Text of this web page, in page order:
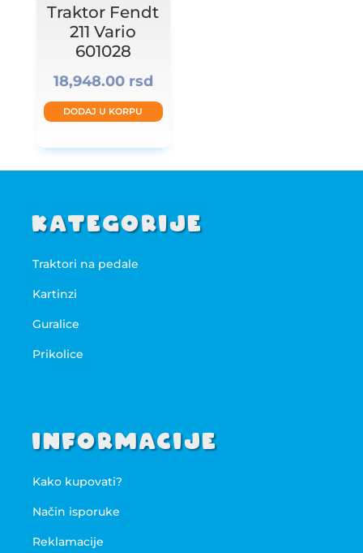
Traktor Fendt
211 Vario
601028
18,948.00 rsd
DODAJ U KORPU
Kategorije
Traktori na pedale
Kartinzi
Guralice
Prikolice
Informacije
Kako kupovati?
Način isporuke
Reklamacije